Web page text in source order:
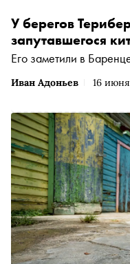
Иван Адоньев 16
У берегов
запутавшегося
Его заметили в